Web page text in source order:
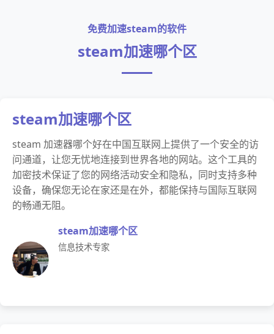
免费加速steam的软件
steam加速哪个区
steam加速哪个区
steam 加速器哪个好在中国互联网上提供了一个安全的访
问通道，让您无忧地连接到世界各地的网站。这个工具的
加密技术保证了您的网络活动安全和隐私，同时支持多种
设备，确保您无论在家还是在外，都能保持与国际互联网
的畅通无阻。
steam加速哪个区
信息技术专家